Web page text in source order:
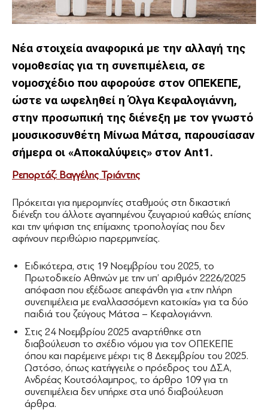
Νέα στοιχεία αναφορικά με την αλλαγή της
νομοθεσίας για τη συνεπιμέλεια, σε
νομοσχέδιο που αφορούσε στον ΟΠΕΚΕΠΕ,
ώστε να ωφεληθεί η Όλγα Κεφαλογιάννη,
στην προσωπική της διένεξη με τον γνωστό
μουσικοσυνθέτη Μίνωα Μάτσα, παρουσίασαν
σήμερα οι «Αποκαλύψεις» στον Ant1.
Ρεπορτάζ: Βαγγέλης Τριάντης
Πρόκειται για ημερομηνίες σταθμούς στη δικαστική
διένεξη του άλλοτε αγαπημένου ζευγαριού καθώς επίσης
και την ψήφιση της επίμαχης τροπολογίας που δεν
αφήνουν περιθώριο παρερμηνείας.
Ειδικότερα, στις 19 Νοεμβρίου του 2025, το
Πρωτοδικείο Αθηνών με την υπ’ αριθμόν 2226/2025
απόφαση που εξέδωσε απεφάνθη για «την πλήρη
συνεπιμέλεια με εναλλασσόμενη κατοικία» για τα δύο
παιδιά του ζεύγους Μάτσα – Κεφαλογιάννη.
Στις 24 Νοεμβρίου 2025 αναρτήθηκε στη
διαβούλευση το σχέδιο νόμου για τον ΟΠΕΚΕΠΕ
όπου και παρέμεινε μέχρι τις 8 Δεκεμβρίου του 2025.
Ωστόσο, όπως κατήγγειλε ο πρόεδρος του ΔΣΑ,
Ανδρέας Κουτσόλαμπρος, το άρθρο 109 για τη
συνεπιμέλεια δεν υπήρχε στα υπό διαβούλευση
άρθρα.